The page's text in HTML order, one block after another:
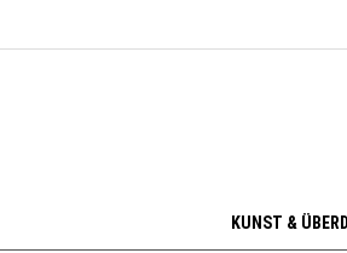
KUNST &